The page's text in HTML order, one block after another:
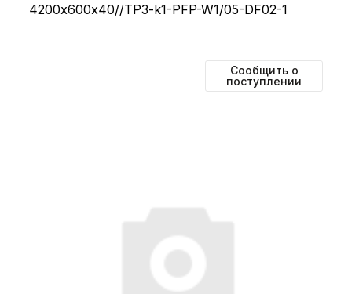
4200х600х40//TP3-k1-PFP-W1/05-DF02-1
Сообщить о
поступлении